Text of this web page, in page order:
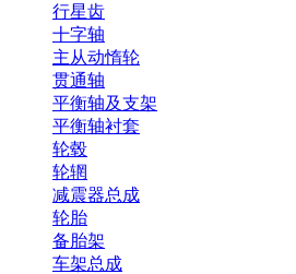
行星齿
十字轴
主从动惰轮
贯通轴
平衡轴及支架
平衡轴衬套
轮毂
轮辋
减震器总成
轮胎
备胎架
车架总成